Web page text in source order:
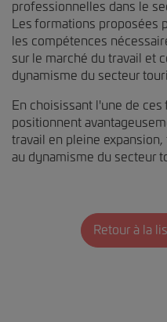
professionnelles dans le
Les formations proposées
les compétences
sur le marché du travail et
dynamisme du secteur
En choisissant l'une de
positionnent
travail en pleine
au dynamisme du secteur
Retour à la